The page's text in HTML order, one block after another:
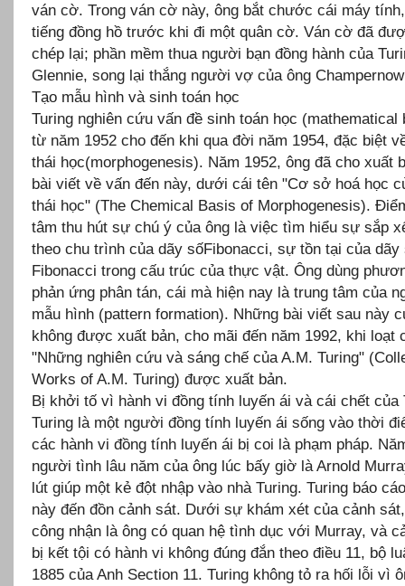
ván cờ. Trong ván cờ này, ông bắt chước cái máy
tiếng đồng hồ trước khi đi một quân cờ. Ván cờ đã
chép lại; phần mềm thua người bạn đồng hành của
Glennie, song lại thắng người vợ của ông
Tạo mẫu hình và sinh toán học
Turing nghiên cứu vấn đề sinh toán học (mathematical
từ năm 1952 cho đến khi qua đời năm 1954, đặc biệt
thái học(morphogenesis). Năm 1952, ông đã cho xuất
bài viết về vấn đến này, dưới cái tên "Cơ sở hoá học
thái học" (The Chemical Basis of Morphogenesis).
tâm thu hút sự chú ý của ông là việc tìm hiểu sự sắp
theo chu trình của dãy sốFibonacci, sự tồn tại của dãy
Fibonacci trong cấu trúc của thực vật. Ông dùng
phản ứng phân tán, cái mà hiện nay là trung tâm của
mẫu hình (pattern formation). Những bài viết sau này
không được xuất bản, cho mãi đến năm 1992, khi loạt
"Những nghiên cứu và sáng chế của A.M. Turing"
Works of A.M. Turing) được xuất bản.
Bị khởi tố vì hành vi đồng tính luyến ái và cái chết của
Turing là một người đồng tính luyến ái sống vào thời
các hành vi đồng tính luyến ái bị coi là phạm pháp.
người tình lâu năm của ông lúc bấy giờ là Arnold
lút giúp một kẻ đột nhập vào nhà Turing. Turing báo
này đến đồn cảnh sát. Dưới sự khám xét của cảnh
công nhận là ông có quan hệ tình dục với Murray, và
bị kết tội có hành vi không đúng đắn theo điều 11, bộ
1885 của Anh Section 11. Turing không tỏ ra hối lỗi vì